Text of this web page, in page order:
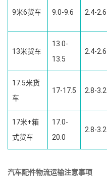
9米6货车 9.0-9.6 2.4-2.6
13米货车
13.0-
13.5
2.4-2.6
17.5米货
车
17-17.5 2.8-3.2
17米+箱
式货车
17.0-
20.0
2.8-3.2
汽车配件物流运输注意事项